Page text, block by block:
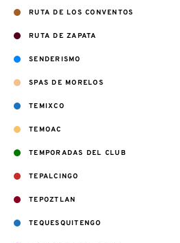
RUTA DE LOS CONVENTOS
RUTA DE ZAPATA
SENDERISMO
SPAS DE MORELOS
TEMIXCO
TEMOAC
TEMPORADAS DEL CLUB
TEPALCINGO
TEPOZTLAN
TEQUESQUITENGO